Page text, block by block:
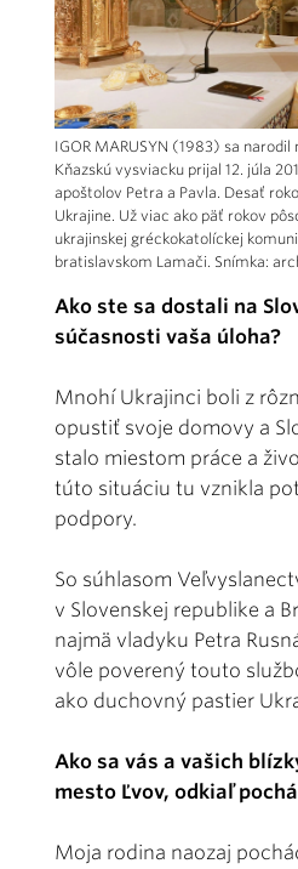
IGOR MARUSYN (1983) sa narodil
Kňazskú vysviacku prijal 12. júla
apoštolov Petra a Pavla. Desať
Ukrajine. Už viac ako päť rokov
ukrajinskej gréckokatolíckej
bratislavskom Lamači. Snímka:
Ako ste sa dostali na
súčasnosti vaša úloha?
Mnohí Ukrajinci boli z
opustiť svoje domovy a
stalo miestom práce a
túto situáciu tu vznikla
podpory.
So súhlasom
v Slovenskej republike a
najmä vladyku Petra
vôle poverený touto
ako duchovný pastier
Ako sa vás a vašich
mesto Ľvov, odkiaľ
Moja rodina naozaj